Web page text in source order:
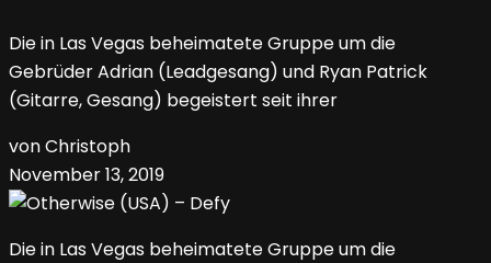
Die in Las Vegas beheimatete Gruppe um die
Gebrüder Adrian (Leadgesang) und Ryan Patrick
(Gitarre, Gesang) begeistert seit ihrer
von Christoph
November 13, 2019
Die in Las Vegas beheimatete Gruppe um die